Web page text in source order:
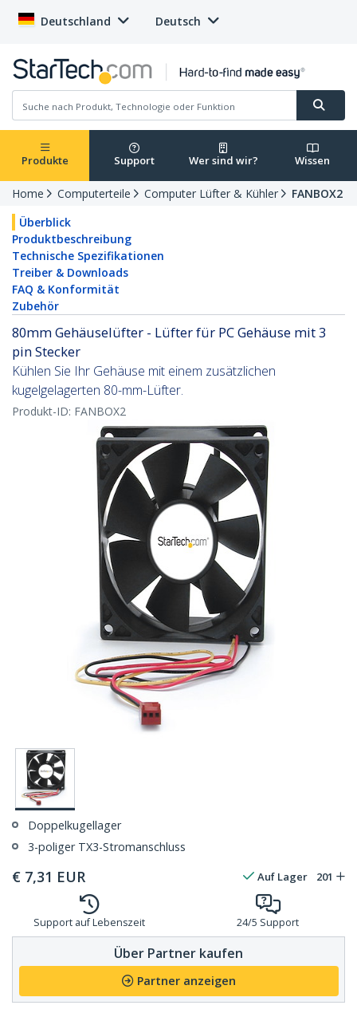
Deutschland Deutsch
Produkte Support Wer sind wir? Wissen
Home Computerteile Computer Lüfter & Kühler
FANBOX2
Überblick
Produktbeschreibung
Technische Spezifikationen
Treiber & Downloads
FAQ & Konformität
Zubehör
80mm Gehäuselüfter - Lüfter für PC Gehäuse mit 3
pin Stecker
Kühlen Sie Ihr Gehäuse mit einem zusätzlichen
kugelgelagerten 80-mm-Lüfter.
Produkt-ID: FANBOX2
Doppelkugellager
3-poliger TX3-Stromanschluss
€ 7,31 EUR Auf Lager 201
Support auf Lebenszeit 24/5 Support
Über Partner kaufen
Partner anzeigen